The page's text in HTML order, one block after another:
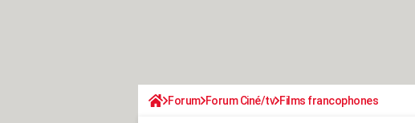
Forum Forum Ciné/tv Films francophones